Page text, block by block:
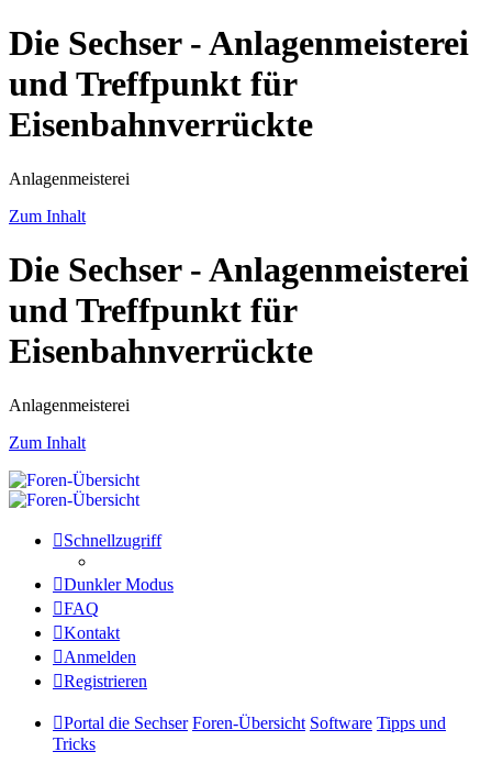
Die Sechser - Anlagenmeisterei
und Treffpunkt für
Eisenbahnverrückte
Anlagenmeisterei
Zum Inhalt
Die Sechser - Anlagenmeisterei
und Treffpunkt für
Eisenbahnverrückte
Anlagenmeisterei
Zum Inhalt
Schnellzugriff
Dunkler Modus
FAQ
Kontakt
Anmelden
Registrieren
Portal die Sechser Foren-Übersicht Software Tipps und
Tricks